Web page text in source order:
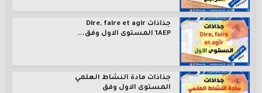
جذاذات Dire, faire et agir
1AEP المستوى الاول وفق...
جذاذات مادة النشاط العلمي
المستوى الاول وفق